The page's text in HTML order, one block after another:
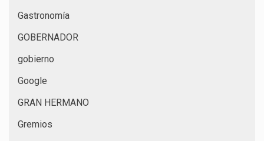
Gastronomía
GOBERNADOR
gobierno
Google
GRAN HERMANO
Gremios